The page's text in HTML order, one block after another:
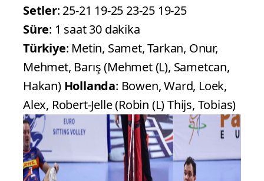
Setler: 25-21 19-25 23-25 19-25
Süre: 1 saat 30 dakika
Türkiye: Metin, Samet, Tarkan, Onur,
Mehmet, Barış (Mehmet (L), Sametcan,
Hakan) Hollanda: Bowen, Ward, Loek,
Alex, Robert-Jelle (Robin (L) Thijs, Tobias)